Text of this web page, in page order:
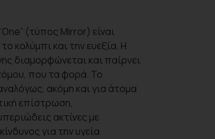
(τύπος Mirror) είναι
κολύμπι και την ευεξία. Η
διαμορφώνεται και παίρνει
που τα φορά. Το
ακόμη και για άτομα
επίστρωση,
ακτίνες με
για την υγεία